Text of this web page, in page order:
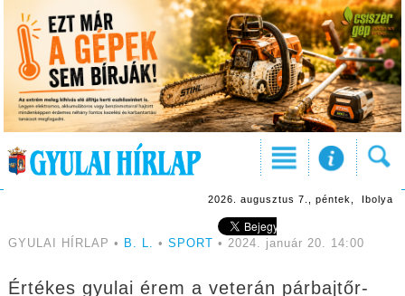
2026. augusztus 7., péntek, Ibolya
GYULAI HÍRLAP • B. L. • SPORT • 2024. január 20. 14:00
Értékes gyulai érem a veterán párbajtőr-